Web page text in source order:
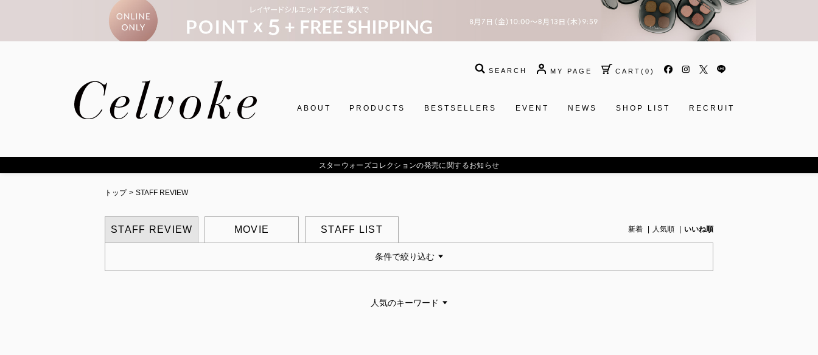
SEARCH MY PAGE CART ( 0 )
ABOUT PRODUCTS BESTSELLERS EVENT NEWS SHOP LIST RECRUIT
スターウォーズコレクションの発売に関するお知らせ
トップ > STAFF REVIEW
STAFF REVIEW MOVIE STAFF LIST 新着 人気順 いいね順
条件で絞り込む
人気のキーワード